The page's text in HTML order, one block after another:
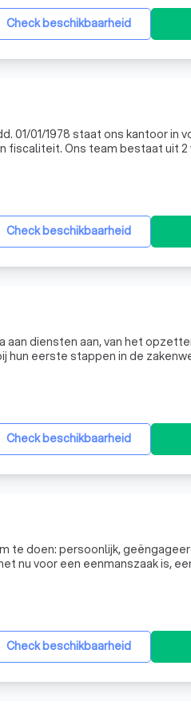
Check beschikbaarheid
01/01/1978 staat ons kantoor in
2 vennoten, Ann
Check beschikbaarheid
diensten aan, van het
eerste stappen in de
Check beschikbaarheid
te doen: persoonlijk,
nu voor een eenmanszaak is,
Check beschikbaarheid